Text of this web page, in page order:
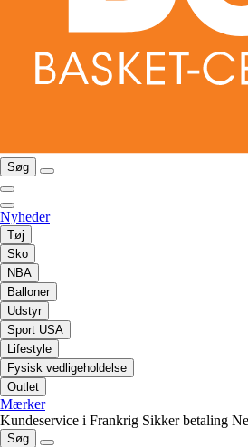
Søg
Nyheder
Tøj
Sko
NBA
Balloner
Udstyr
Sport USA
Lifestyle
Fysisk vedligeholdelse
Outlet
Mærker
Kundeservice i Frankrig Sikker betaling
Søg